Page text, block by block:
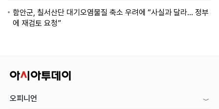
함안군, 칠서산단 대기오염물질 축소 우려에 “사실과 달라… 정부
에 재검토 요청”
오피니언